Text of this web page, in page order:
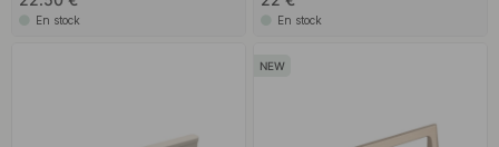
En stock En stock